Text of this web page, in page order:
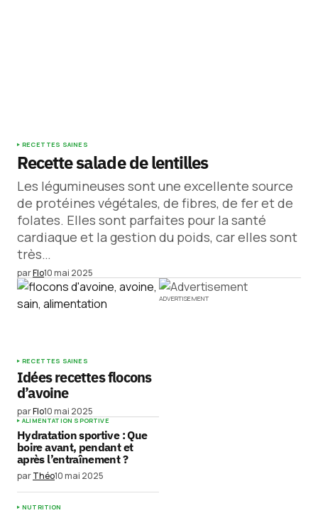
RECETTES SAINES
Recette salade de lentilles
Les légumineuses sont une excellente source
de protéines végétales, de fibres, de fer et de
folates. Elles sont parfaites pour la santé
cardiaque et la gestion du poids, car elles sont
très…
parFlo10 mai 2025
RECETTES SAINES
Idées recettes flocons
d’avoine
parFlo10 mai 2025
ALIMENTATION SPORTIVE
Hydratation sportive : Que
boire avant, pendant et
après l’entraînement ?
parThéo10 mai 2025
NUTRITION
ADVERTISEMENT